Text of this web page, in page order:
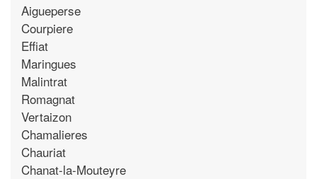
Aigueperse
Courpiere
Effiat
Maringues
Malintrat
Romagnat
Vertaizon
Chamalieres
Chauriat
Chanat-la-Mouteyre